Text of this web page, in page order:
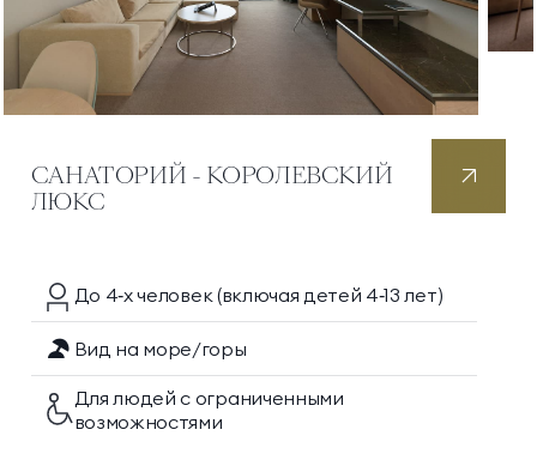
ТЕЛЕФОН ДЛЯ СВЯЗИ
САНАТОРИЙ - КОРОЛЕВСКИЙ
ЛЮКС
До 4‑хчеловек (включая детей 4‑13 лет)
Вид на море/горы
Для людей с ограниченными
возможностями